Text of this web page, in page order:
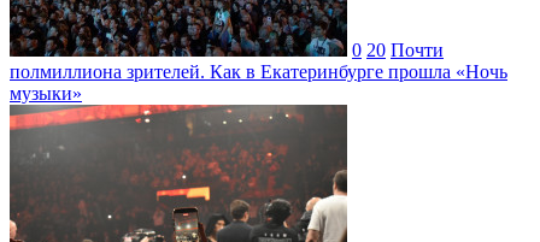
0 20 Почти
полмиллиона зрителей. Как в Екатеринбурге прошла «Ночь
музыки»